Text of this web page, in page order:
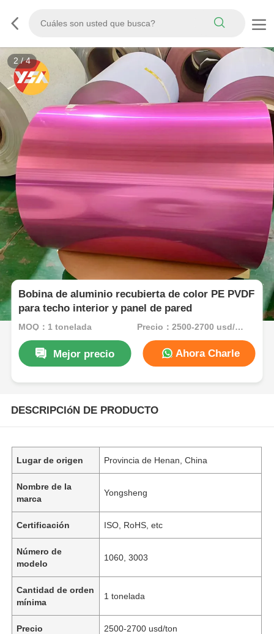
3 /4
Bobina de aluminio recubierta de color PE PVDF
para techo interior y panel de pared
MOQ：1 tonelada Precio：2500-2700 usd/ton
Mejor precio Ahora Charle
DESCRIPCIóN DE PRODUCTO
Lugar de origen Provincia de Henan, China
Nombre de la
marca
Yongsheng
Certificación ISO, RoHS, etc
Número de
modelo
1060, 3003
Cantidad de orden
mínima
1 tonelada
Precio 2500-2700 usd/ton